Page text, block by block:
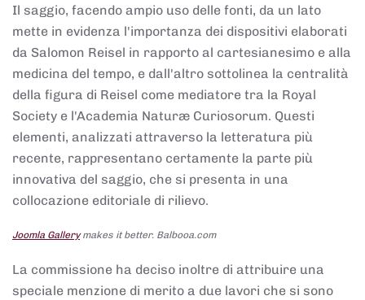
Il saggio, facendo ampio uso delle fonti, da un lato
mette in evidenza l'importanza dei dispositivi elaborati
da Salomon Reisel in rapporto al cartesianesimo e alla
medicina del tempo, e dall'altro sottolinea la centralità
della figura di Reisel come mediatore tra la Royal
Society e l'Academia Naturæ Curiosorum. Questi
elementi, analizzati attraverso la letteratura più
recente, rappresentano certamente la parte più
innovativa del saggio, che si presenta in una
collocazione editoriale di rilievo.
Joomla Gallerymakes it better. Balbooa.com
La commissione ha deciso inoltre di attribuire una
speciale menzione di merito a due lavori che si sono